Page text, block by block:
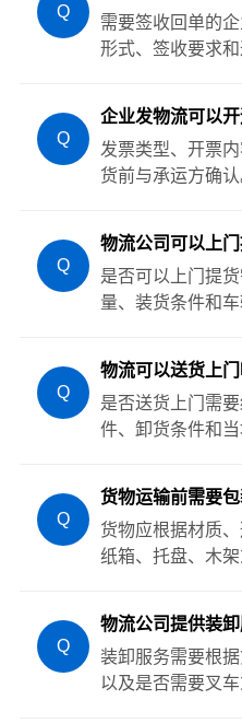
Q
需要签收回单的
形式、签收要求和
Q
企业发物流可以开
发票类型、开票
货前与承运方确认
Q
物流公司可以上门
是否可以上门提
量、装货条件和车
Q
物流可以送货上门
是否送货上门需
件、卸货条件和当
Q
货物运输前需要包
货物应根据材质
纸箱、托盘、木架
Q
物流公司提供装卸
装卸服务需要根
以及是否需要叉